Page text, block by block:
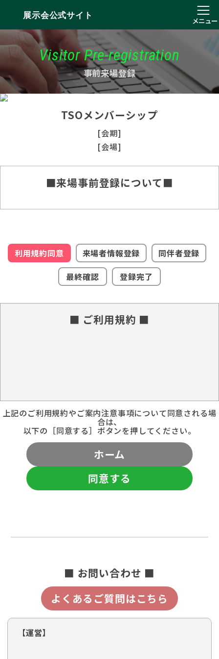
展示会公式サイト
メニュー
Visitor Pre-registration
事前来場登録
TSOメンバーシップ
[会期]
[会場]
■来場事前登録について■
利用規約同意 来場者情報登録
同伴者登録
最終確認
登録完了
■ ご利用規約 ■
上記のご利用規約やご案内注意事項について同意される場
合は、
以下の［同意する］ボタンを押してください。
ホーム
同意する
■ お問い合わせ ■
よくあるご質問はこちら
【運営】